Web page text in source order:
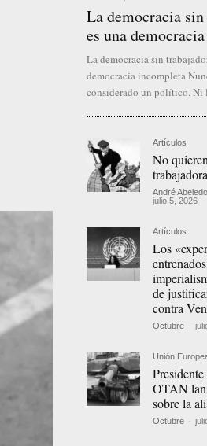
La democracia
es una
La democracia sin
democracia incompleta
considerado un político. Ni
Artículos
No
André
julio 5, 2026
Artículos
Los
de
contra
Octubre -
Unión
OTAN
sobre la
Octubre -